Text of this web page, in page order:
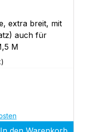
extra breit, mit
auch für
M